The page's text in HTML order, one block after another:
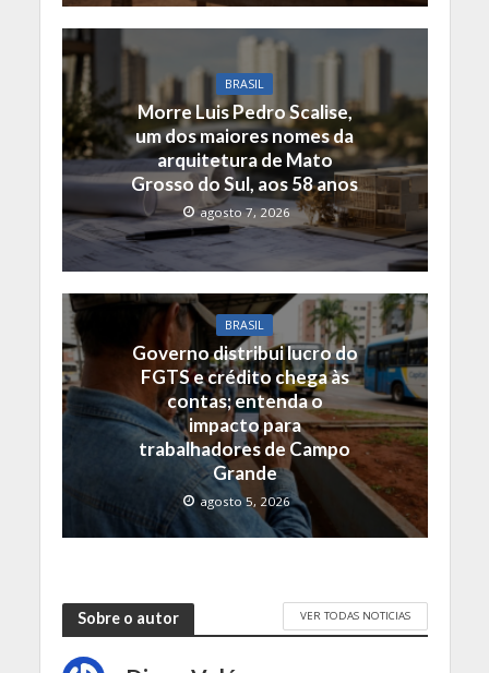
BRASIL
Morre Luis Pedro Scalise,
um dos maiores nomes da
arquitetura de Mato
Grosso do Sul, aos 58 anos
agosto 7, 2026
BRASIL
Governo distribui lucro do
FGTS e crédito chega às
contas; entenda o
impacto para
trabalhadores de Campo
Grande
agosto 5, 2026
Sobre o autor VER TODAS NOTICIAS